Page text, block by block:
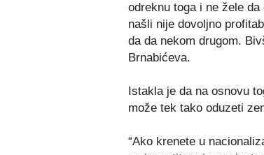
odreknu toga i ne žele
našli nije dovoljno
da da nekom drugom.
Brnabićeva.
Istakla je da na osnovu
može tek tako oduzeti
“Ako krenete u